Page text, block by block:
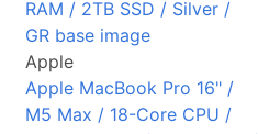
Apple
Apple MacBook Pro 16" /
M5 Max / 18-Core CPU /